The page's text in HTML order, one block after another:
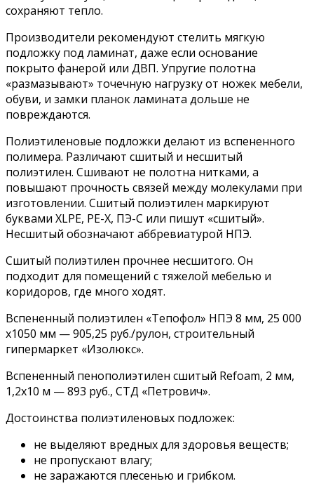
сохраняют тепло.
Производители рекомендуют стелить мягкую
подложку под ламинат, даже если основание
покрыто фанерой или ДВП. Упругие полотна
«размазывают» точечную нагрузку от ножек мебели,
обуви, и замки планок ламината дольше не
повреждаются.
Полиэтиленовые подложки делают из вспененного
полимера. Различают сшитый и несшитый
полиэтилен. Сшивают не полотна нитками, а
повышают прочность связей между молекулами при
изготовлении. Сшитый полиэтилен маркируют
буквами XLPE, PE-X, ПЭ-С или пишут «сшитый».
Несшитый обозначают аббревиатурой НПЭ.
Сшитый полиэтилен прочнее несшитого. Он
подходит для помещений с тяжелой мебелью и
коридоров, где много ходят.
Вспененный полиэтилен «Тепофол» НПЭ 8 мм, 25 000
х1050 мм — 905,25 руб./рулон, строительный
гипермаркет «Изолюкс».
Вспененный пенополиэтилен сшитый Refoam, 2 мм,
1,2х10 м — 893 руб., СТД «Петрович».
Достоинства полиэтиленовых подложек:
не выделяют вредных для здоровья веществ;
не пропускают влагу;
не заражаются плесенью и грибком.